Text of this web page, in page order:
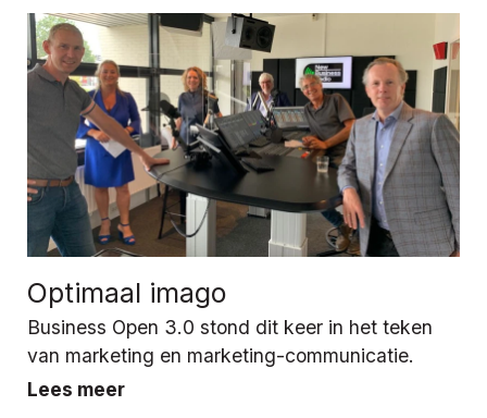
Optimaal imago
Business Open 3.0 stond dit keer in het teken
van marketing en marketing-communicatie.
Lees meer